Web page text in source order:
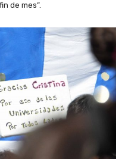
de mes”.